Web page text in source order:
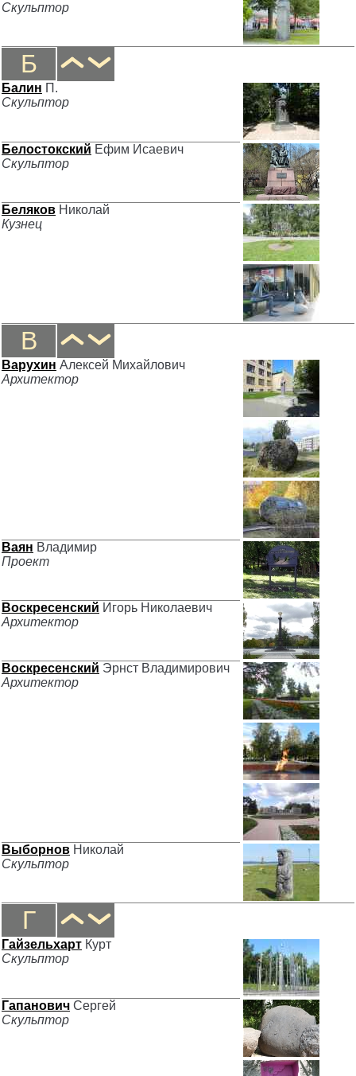
Скульптор
Б
Балин П.
Скульптор
Белостокский Ефим Исаевич
Скульптор
Беляков Николай
Кузнец
В
Варухин Алексей Михайлович
Архитектор
Ваян Владимир
Проект
Воскресенский Игорь Николаевич
Архитектор
Воскресенский Эрнст Владимирович
Архитектор
Выборнов Николай
Скульптор
Г
Гайзельхарт Курт
Скульптор
Гапанович Сергей
Скульптор